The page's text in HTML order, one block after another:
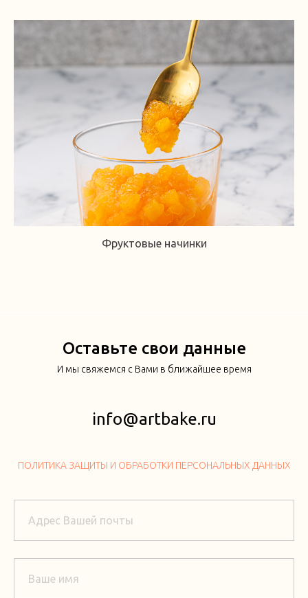
Фруктовые начинки
Оставьте свои данные
И мы свяжемся с Вами в ближайшее время
info@artbake.ru
ПОЛИТИКА ЗАЩИТЫ И ОБРАБОТКИ ПЕРСОНАЛЬНЫХ ДАННЫХ